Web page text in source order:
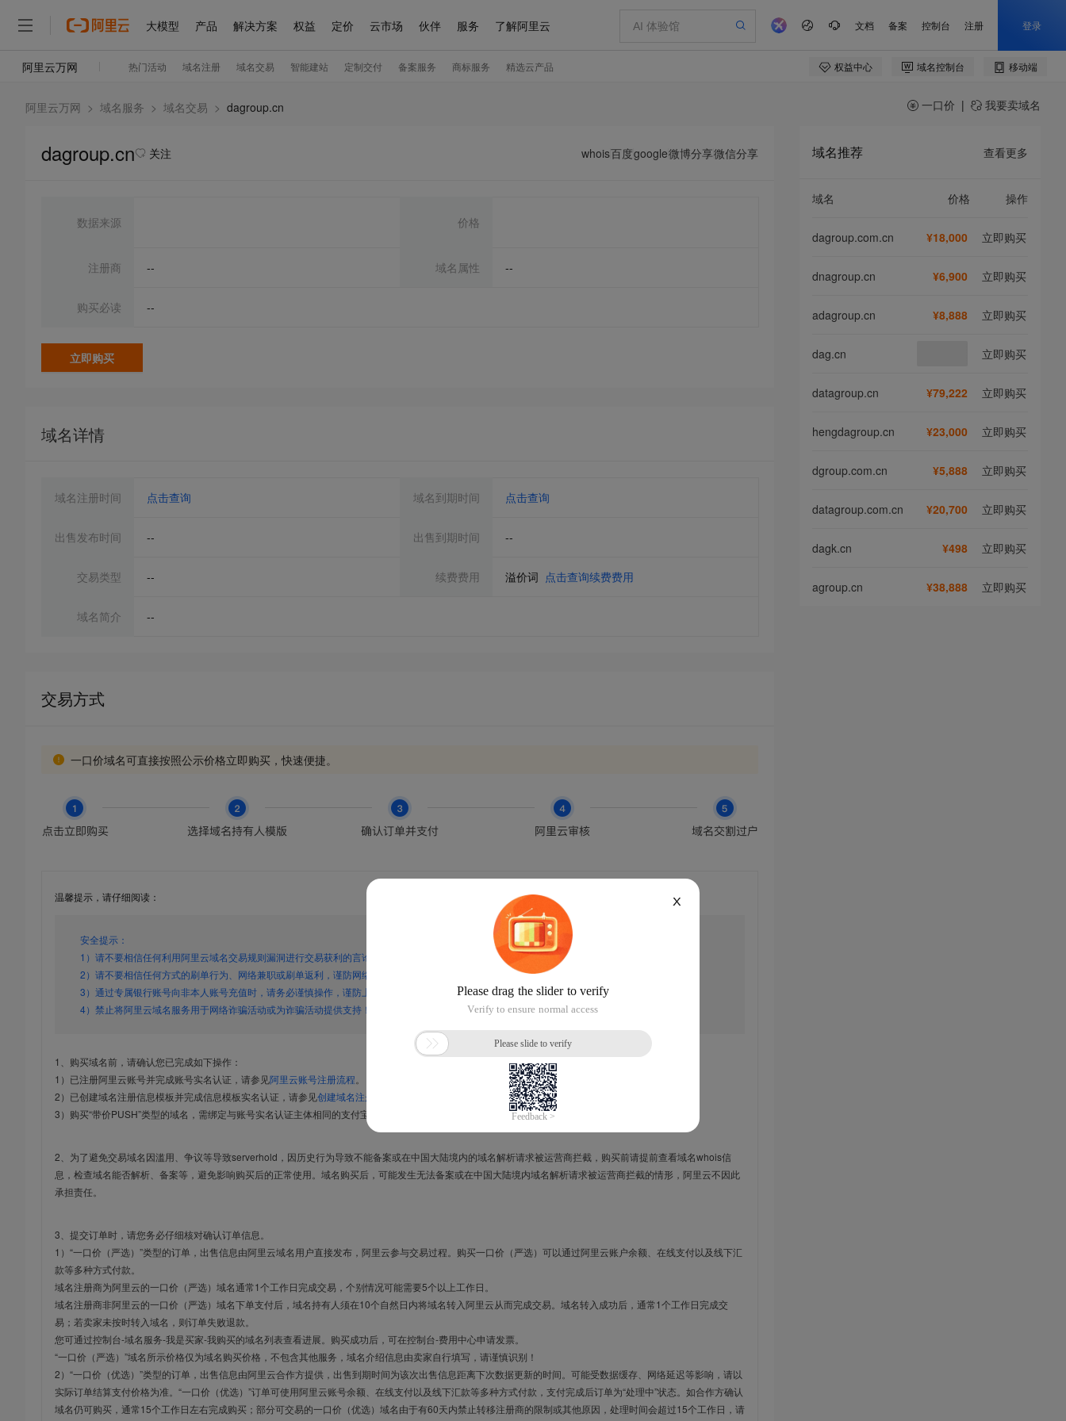
阿里云万网 > 域名服务 > 域名交易 > dagroup.cn 一口价 | 我要卖域名
dagroup.cn 关注 whois百度google微博分享微信分享
数据来源 价格
注册商 -- 域名属性 --
购买必读 --
立即购买
域名详情
域名注册时间 点击查询 域名到期时间 点击查询
出售发布时间 -- 出售到期时间 --
交易类型 -- 续费费用 溢价词 点击查询续费费用
域名简介 --
交易方式
一口价域名可直接按照公示价格立即购买，快速便捷。
温馨提示，请仔细阅读：
安全提示：
1）请不要相信任何利用阿里云域名交易规则漏洞进行交易获利的言论，谨防上当受骗！
2）请不要相信任何方式的刷单行为、网络兼职或刷单返利，谨防网络诈骗！
3）通过专属银行账号向非本人账号充值时，请务必谨慎操作，谨防上当受骗！
4）禁止将阿里云域名服务用于网络诈骗活动或为诈骗活动提供支持！
1、购买域名前，请确认您已完成如下操作：
1）已注册阿里云账号并完成账号实名认证，请参见阿里云账号注册流程
2）已创建域名注册信息模板并完成信息模板实名认证，请参见创建域名注册信息模板
3）购买“带价PUSH”类型的域名，需绑定与账号实名认证主体相同的支付宝，进入
完成绑定。
2、为了避免交易域名因滥用、争议等导致serverhold，因历史行为导致不能备案或在中国大陆境内的域名解析请求被运营商拦截，购买前请提前查看域名whois信
息，检查域名能否解析、备案等，避免影响购买后的正常使用。域名购买后，可能发生无法备案或在中国大陆境内域名解析请求被运营商拦截的情形，阿里云不因此
承担责任。
3、提交订单时，请您务必仔细核对确认订单信息。
1）“一口价（严选）”类型的订单，出售信息由阿里云域名用户直接发布，阿里云参与交易过程。购买一口价（严选）可以通过阿里云账户余额、在线支付以及线下汇
款等多种方式付款。
域名注册商为阿里云的一口价（严选）域名通常1个工作日完成交易，个别情况可能需要5个以上工作日。
域名注册商非阿里云的一口价（严选）域名下单支付后，域名持有人须在10个自然日内将域名转入阿里云从而完成交易。域名转入成功后，通常1个工作日完成交
易；若卖家未按时转入域名，则订单失败退款。
您可通过控制台-域名服务-我是买家-我购买的域名列表查看进展。购买成功后，可在控制台-费用中心申请发票。
“一口价（严选）”域名所示价格仅为域名购买价格，不包含其他服务，域名介绍信息由卖家自行填写，请谨慎识别！
2）“一口价（优选）”类型的订单，出售信息由阿里云合作方提供，出售到期时间为该次出售信息距离下次数据更新的时间。可能受数据缓存、网络延迟等影响，请以
实际订单结算支付价格为准。“一口价（优选）”订单可使用阿里云账号余额、在线支付以及线下汇款等多种方式付款，支付完成后订单为“处理中”状态。如合作方确认
域名仍可购买，通常15个工作日左右完成购买；部分可交易的一口价（优选）域名由于有60天内禁止转移注册商的限制或其他原因，处理时间会超过15个工作日，请
域名推荐 查看更多
域名 价格 操作
dagroup.com.cn ¥18,000 立即购买
dnagroup.cn ¥6,900 立即购买
adagroup.cn ¥8,888 立即购买
dag.cn 立即购买
datagroup.cn ¥79,222 立即购买
hengdagroup.cn ¥23,000 立即购买
dgroup.com.cn ¥5,888 立即购买
datagroup.com.cn ¥20,700 立即购买
dagk.cn ¥498 立即购买
agroup.cn ¥38,888 立即购买
X